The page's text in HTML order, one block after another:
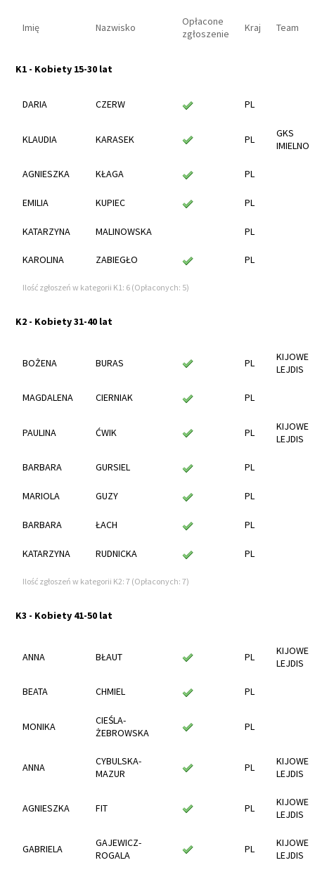
Imię Nazwisko
Opłacone
zgłoszenie
Kraj Team
K1 - Kobiety 15-30 lat
DARIA CZERW PL
KLAUDIA KARASEK PL
GKS
IMIELNO
AGNIESZKA KŁAGA PL
EMILIA KUPIEC PL
KATARZYNA MALINOWSKA PL
KAROLINA ZABIEGŁO PL
Ilość zgłoszeń w kategorii K1: 6 (Opłaconych: 5)
K2 - Kobiety 31-40 lat
BOŻENA BURAS PL
KIJOWE
LEJDIS
MAGDALENA CIERNIAK PL
PAULINA ĆWIK PL
KIJOWE
LEJDIS
BARBARA GURSIEL PL
MARIOLA GUZY PL
BARBARA ŁACH PL
KATARZYNA RUDNICKA PL
Ilość zgłoszeń w kategorii K2: 7 (Opłaconych: 7)
K3 - Kobiety 41-50 lat
ANNA BŁAUT PL
KIJOWE
LEJDIS
BEATA CHMIEL PL
MONIKA
CIEŚLA-
ŻEBROWSKA
PL
ANNA
CYBULSKA-
MAZUR
PL
KIJOWE
LEJDIS
AGNIESZKA FIT PL
KIJOWE
LEJDIS
GABRIELA
GAJEWICZ-
ROGALA
PL
KIJOWE
LEJDIS